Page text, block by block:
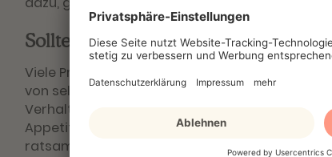
Sollte ich mir gleich Sorgen machen?
Viele Probleme im Zusammenhang mit dem
von selbst. Solange dein Hund normal frisst,
Verhalten zeigt, besteht normalerweise kein
Appetit verliert, lustlos wirkt und die
ratsam,
beim Tierarzt zu